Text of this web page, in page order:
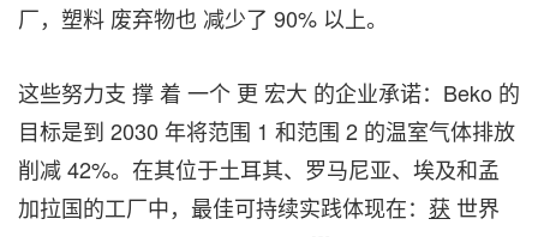
厂，塑料 废弃物也 减少了 90% 以上。
这些努力支 撑 着 一个 更 宏大 的企业承诺：Beko 的
目标是到 2030 年将范围 1 和范围 2 的温室气体排放
削减 42%。在其位于土耳其、罗马尼亚、埃及和孟
加拉国的工厂中，最佳可持续实践体现在： 获 世界